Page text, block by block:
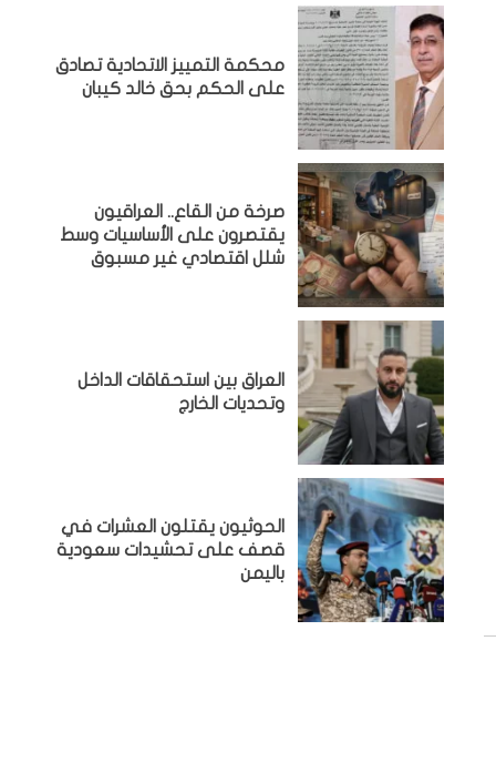
محكمة التمييز الاتحادية تصادق
على الحكم بحق خالد كيبان
صرخة من القاع.. العراقيون
يقتصرون على الأساسيات وسط
شلل اقتصادي غير مسبوق
‏العراق بين استحقاقات الداخل
وتحديات الخارج
الحوثيون يقتلون العشرات في
قصف على تحشيدات سعودية
باليمن